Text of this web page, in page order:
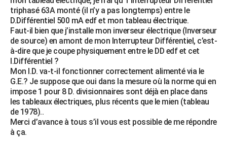
CARTE DE VOEUX
Carte de Noël
Carte Bonne année
Carte Saint-Valentin
Carte Pâques
Carte d'anniversaire
DICTIONNAIRE
Dictionnaire
Biographies
Citations
Expressions
Proverbes
PROGRAMME TV
COPAINS D'AVANT
S'inscrire
Se connecter
Lycées
Collèges
Primaires
Universités
Entreprises
Service militaire
Avis de recherche
AVIS DE DÉCÈS
FORUM
Bricolage
Lifestyle
Culture
Sport
Auto
Television
Voyage
Cinema
triphasé 63A monté (il n’y a pas longtemps) entre le
D.Différentiel 500 mA edf et mon tableau électrique.
Faut-il bien que j’installe mon inverseur électrique (Inverseur
de source) en amont de mon Interrupteur Différentiel, c’est-
à-dire que je coupe physiquement entre le DD edf et cet
I.Différentiel ?
Mon I.D. va-t-il fonctionner correctement alimenté via le
G.E.? Je suppose que oui dans la mesure où la norme qui en
impose 1 pour 8 D. divisionnaires sont déjà en place dans
les tableaux électriques, plus récents que le mien (tableau
de 1978)..
Merci d’avance à tous s’il vous est possible de me répondre
à ça.